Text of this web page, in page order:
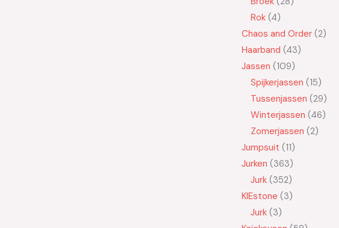
Rok 4
Chaos and Order 2
Haarband 43
Jassen 109
Spijkerjassen 15
Tussenjassen 29
Winterjassen 46
Zomerjassen 2
Jumpsuit 11
Jurken 363
Jurk 352
KIEstone 3
Jurk 3